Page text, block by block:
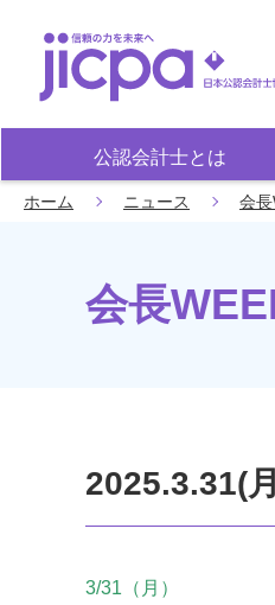
公認会計士とは
ホーム ニュース 会
会長
2025.3.31(
3/31（月）